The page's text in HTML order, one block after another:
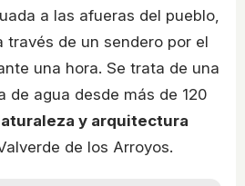
a las afueras del pueblo,
través de un sendero por el
una hora. Se trata de una
de agua desde más de 120
y arquitectura
de los Arroyos.